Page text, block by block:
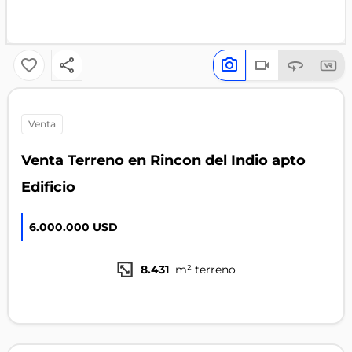
venta
Venta Terreno en Rincon del Indio apto
Edificio
6.000.000 USD
8.431 m² terreno